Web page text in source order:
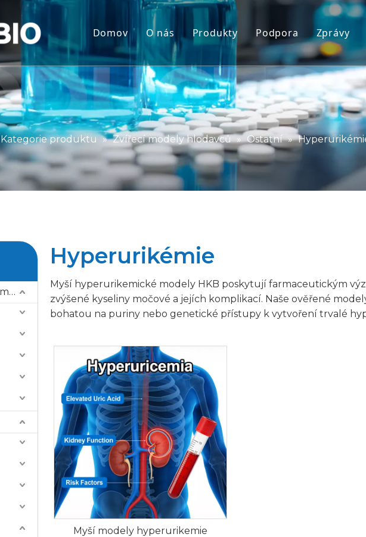
Domov O nás Produkty
Modely subhumánních primátů
Zvířecí modely hlodavců
Modely lidských tkání a ex vivo
Integrované hodnocení účinnosti
Translační medicína a biomarkery
Podpora předkládání IND
Podpora
Servis
Stáhnout
FAQ
Ohlasy klientů
Zprávy
Kategorie produktu » Zvířecí modely hlodavců » Ostatní »
Modely subhumánních primátů (NHP).
Hyperurikémie
Myší hyperurikemické modely HKB poskytují farmaceutickým
zvýšené kyseliny močové a jejích komplikací. Naše ověřené
bohatou na puriny nebo genetické přístupy k vytvoření trvalé
Myší modely hyperurikemie